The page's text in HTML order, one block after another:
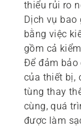
thiểu rủi ro
Dịch vụ bao
bằng việc
gồm cả
Để đảm bảo
của thiết bị,
tùng thay
cùng, quá
được làm